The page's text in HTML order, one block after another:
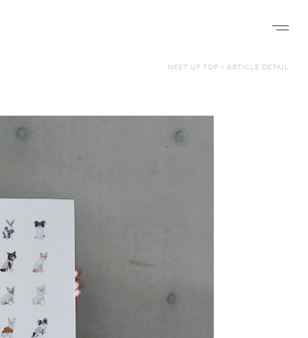
ナビゲ
MEET UP TOP / ARTICLE DETAIL